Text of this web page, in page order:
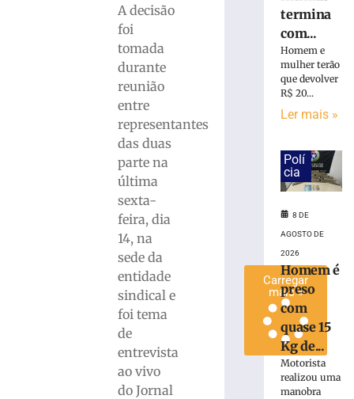
A decisão
foi
tomada
durante
reunião
entre
representantes
das duas
parte na
última
sexta-
feira, dia
14, na
sede da
entidade
sindical e
foi tema
de
entrevista
ao vivo
do Jornal
Pronegócio:
AmpeBr
projeta
expectativas
positivas
Carregar
mais »
termina
com...
Homem e
mulher terão
que devolver
R$ 20...
Ler mais »
Polí
cia
8 DE
AGOSTO DE
2026
Homem é
preso
com
quase 15
Kg de...
Motorista
realizou uma
manobra